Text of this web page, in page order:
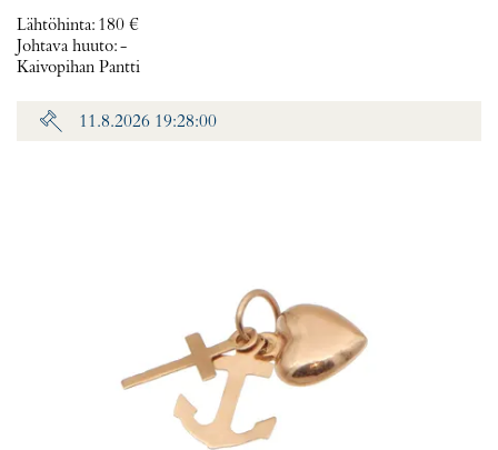
Lähtöhinta: 180 €
Johtava huuto:-
Kaivopihan Pantti
11.8.2026 19:28:00